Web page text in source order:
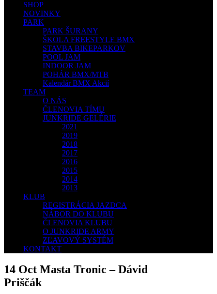
SHOP
NOVINKY
PARK
PARK ŠURANY
ŠKOLA FREESTYLE BMX
STAVBA BIKEPARKOV
POOL JAM
INDOOR JAM
POHÁR BMX/MTB
Kalendár BMX Akcií
TEAM
O NÁS
ČLENOVIA TÍMU
JUNKRIDE GELÉRIE
2021
2019
2018
2017
2016
2015
2014
2013
KLUB
REGISTRÁCIA JAZDCA
NÁBOR DO KLUBU
ČLENOVIA KLUBU
O JUNKRIDE ARMY
ZĽAVOVÝ SYSTÉM
KONTAKT
14 Oct Masta Tronic – Dávid
Priščák